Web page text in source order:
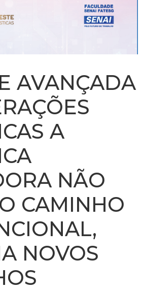
AVANÇADA
A
NÃO
CAMINHO
NOVOS